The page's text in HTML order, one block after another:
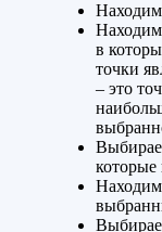
Находим
в
точки
– это
которые